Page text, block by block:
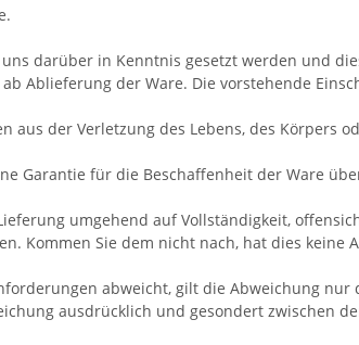
darüber in Kenntnis gesetzt werden und
Ablieferung der Ware. Die vorstehende
aus der Verletzung des Lebens, des Körpers
Garantie für die Beschaffenheit der Ware
umgehend auf Vollständigkeit,
Kommen Sie dem nicht nach, hat dies keine
abweicht, gilt die Abweichung
ausdrücklich und gesondert zwischen